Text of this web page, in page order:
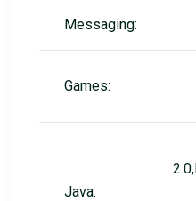
Messaging:
Games:
Java: